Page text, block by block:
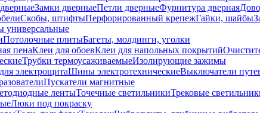
Замки дверныеПетли дверныеФурнитура дверная
Скобы, штифтыПерфорированный крепежГайки, шайбы
Потолочные плитыБагеты, молдинги, уголки
пенаКлеи для обоевКлеи для напольных покрытий
Трубки термоусаживаемыеИзолирующие зажимы
электрощитаШины электротехническиеВыключатели
Пускатели магнитные
лентыТочечные светильникиТрековые
Люки под покраску